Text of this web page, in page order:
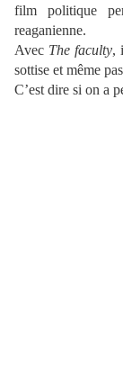
film politique
reaganienne.
Avec The faculty,
sottise et même
C’est dire si on a